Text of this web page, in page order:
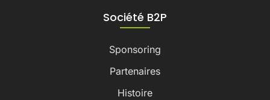
Société B2P
Sponsoring
Partenaires
Histoire